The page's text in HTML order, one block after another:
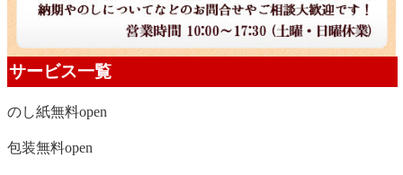
サービス一覧
のし紙無料open
包装無料open